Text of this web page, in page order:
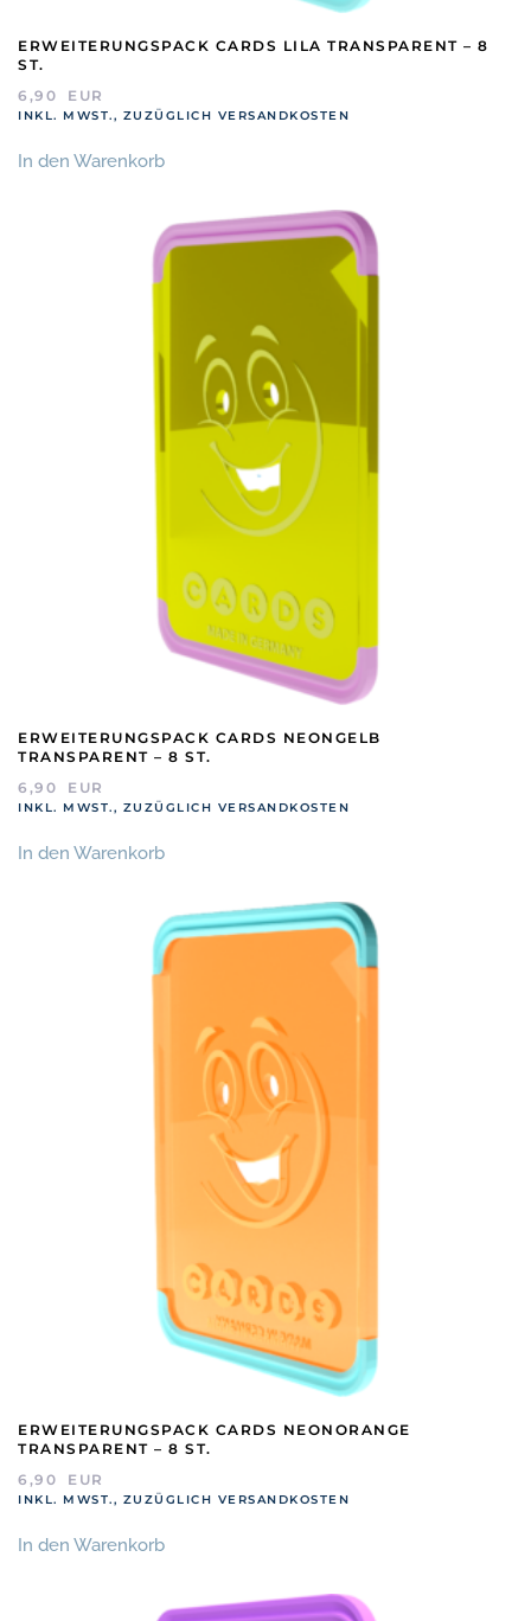
ERWEITERUNGSPACK CARDS LILA TRANSPARENT – 8
ST.
6,90
EUR
INKL. MWST., ZUZÜGLICH VERSANDKOSTEN
In den Warenkorb
ERWEITERUNGSPACK CARDS NEONGELB
TRANSPARENT – 8 ST.
6,90
EUR
INKL. MWST., ZUZÜGLICH VERSANDKOSTEN
In den Warenkorb
ERWEITERUNGSPACK CARDS NEONORANGE
TRANSPARENT – 8 ST.
6,90
EUR
INKL. MWST., ZUZÜGLICH VERSANDKOSTEN
In den Warenkorb